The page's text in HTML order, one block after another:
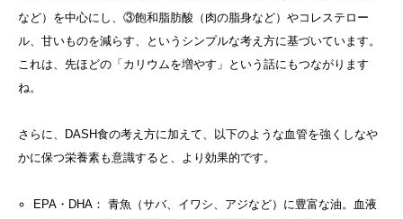
など）を中心にし、③飽和脂肪酸（肉の脂身など）やコレステロー
ル、甘いものを減らす、というシンプルな考え方に基づいています。
これは、先ほどの「カリウムを増やす」という話にもつながります
ね。
さらに、DASH食の考え方に加えて、以下のような血管を強くしなや
かに保つ栄養素も意識すると、より効果的です。
EPA・DHA： 青魚（サバ、イワシ、アジなど）に豊富な油。血液